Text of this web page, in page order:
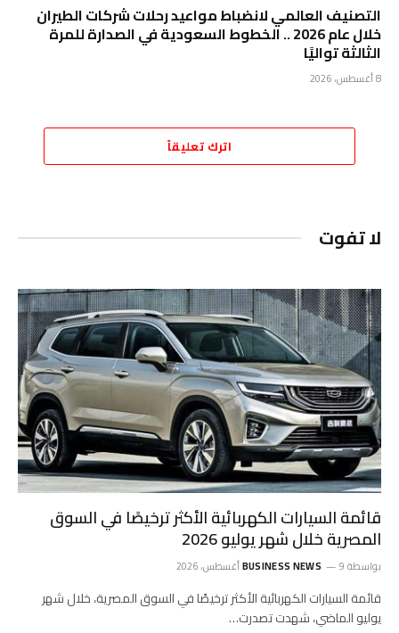
التصنيف العالمي لانضباط مواعيد رحلات شركات الطيران
خلال عام 2026 .. الخطوط السعودية في الصدارة للمرة
الثالثة تواليًا
8 أغسطس، 2026
اترك تعليقاً
لا تفوت
قائمة السيارات الكهربائية الأكثر ترخيصًا في السوق
المصرية خلال شهر يوليو 2026
بواسطة BUSINESS NEWS 9 أغسطس، 2026
قائمة السيارات الكهربائية الأكثر ترخيصًا في السوق المصرية، خلال شهر
يوليو الماضي، شهدت تصدرت…